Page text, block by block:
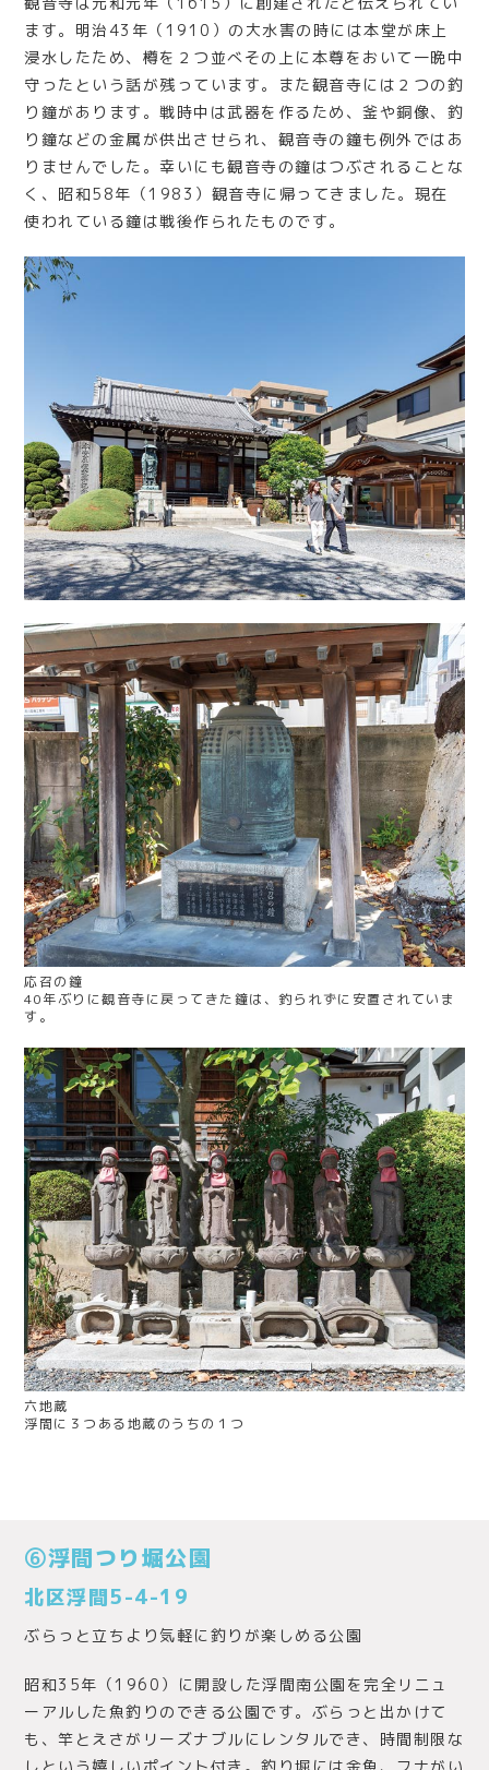
ます。明治43年（1910）の大水害の時には本堂が床上
浸水したため、樽を２つ並べその上に本尊をおいて一晩中
守ったという話が残っています。また観音寺には２つの釣
り鐘があります。戦時中は武器を作るため、釜や銅像、釣
り鐘などの金属が供出させられ、観音寺の鐘も例外ではあ
りませんでした。幸いにも観音寺の鐘はつぶされることな
く、昭和58年（1983）観音寺に帰ってきました。現在
使われている鐘は戦後作られたものです。
応召の鐘
40年ぶりに観音寺に戻ってきた鐘は、釣られずに安置されていま
す。
六地蔵
浮間に３つある地蔵のうちの１つ
⑥浮間つり堀公園
北区浮間5-4-19
ぶらっと立ちより気軽に釣りが楽しめる公園
昭和35年（1960）に開設した浮間南公園を完全リニュ
ーアルした魚釣りのできる公園です。ぶらっと出かけて
も、竿とえさがリーズナブルにレンタルでき、時間制限な